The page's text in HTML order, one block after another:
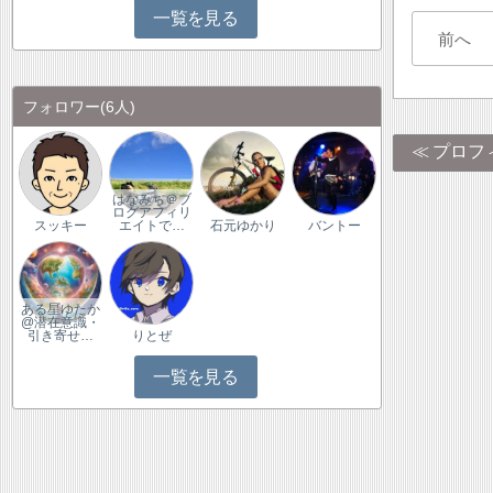
前へ
プロフ
一覧を見る
フォロワー(6人)
スッキー
はなみち＠ブ
ログアフィリ
エイトで…
石元ゆかり バントー
ある星ゆたか
@潜在意識・
引き寄せ…
りとぜ
一覧を見る